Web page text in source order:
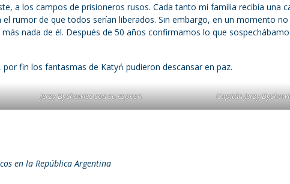
a los campos de prisioneros rusos. Cada tanto mi familia recibía una
el rumor de que todos serían liberados. Sin embargo, en un momento
nada de él. Después de 50 años confirmamos lo que
fin los fantasmas de Katyń pudieron descansar en paz.
Jerzy Bychowiec con su esposa Capitán Jerzy
en la República Argentina